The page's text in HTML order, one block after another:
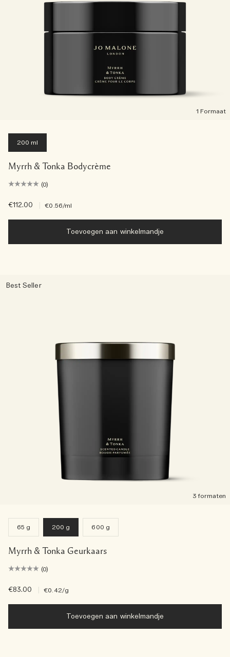
1 Formaat
200 ml
Myrrh & Tonka Bodycrème
(0)
€112.00 €0.56/ml
Toevoegen aan winkelmandje
Best Seller
3 formaten
65 g 200 g 600 g
Myrrh & Tonka Geurkaars
(0)
€83.00 €0.42/g
Toevoegen aan winkelmandje